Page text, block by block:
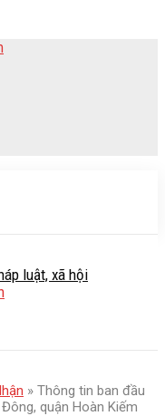
luật, xã hội
» Thông tin ban đầu
quận Hoàn Kiếm